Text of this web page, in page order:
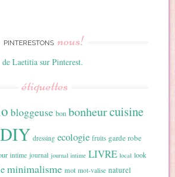
PINTERESTONS nous!
Laetitia sur Pinterest.
étiquettes
bloggeuse bon bonheurcuisine
DIY dressing ecologie fruits garde robe
intime journal journal intime LIVRE local look
minimalisme mot mot-valise naturel